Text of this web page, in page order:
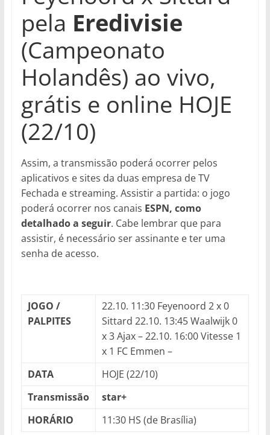
pela Eredivisie
(Campeonato
Holandês) ao vivo,
grátis e online HOJE
(22/10)
Assim, a transmissão poderá ocorrer pelos
aplicativos e sites da duas empresa de TV
Fechada e streaming. Assistir a partida: o jogo
poderá ocorrer nos canais ESPN, como
detalhado a seguir. Cabe lembrar que para
assistir, é necessário ser assinante e ter uma
senha de acesso.
JOGO /
PALPITES
22.10. 11:30 Feyenoord 2 x 0
Sittard 22.10. 13:45 Waalwijk 0
x 3 Ajax – 22.10. 16:00 Vitesse 1
x 1 FC Emmen –
DATA
HOJE (22/10)
Transmissão
star+
HORÁRIO
11:30 HS (de Brasília)